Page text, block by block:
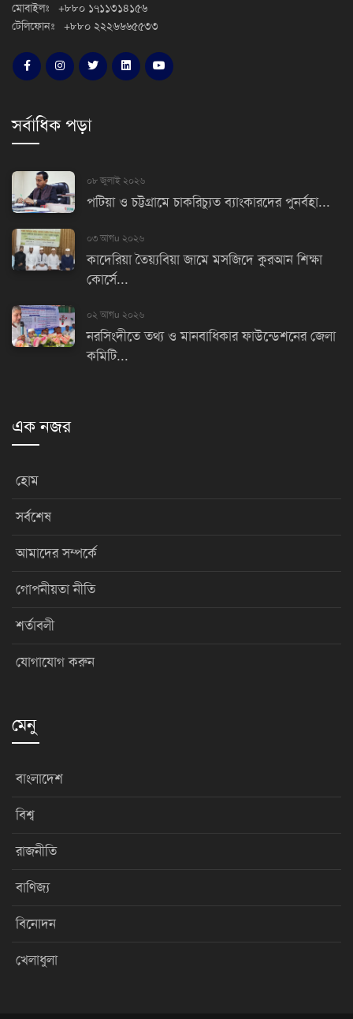
মোবাইলঃ +৮৮০ ১৭১১৩১৪১৫৬
টেলিফোনঃ +৮৮০ ২২২৬৬৬৫৫৩৩
সর্বাধিক পড়া
০৮ জুলাই ২০২৬
পটিয়া ও চট্টগ্রামে চাকরিচ্যুত ব্যাংকারদের পুনর্বহা...
০৩ আগu ২০২৬
কাদেরিয়া তৈয়্যবিয়া জামে মসজিদে কুরআন শিক্ষা
কোর্সে...
০২ আগu ২০২৬
নরসিংদীতে তথ্য ও মানবাধিকার ফাউন্ডেশনের জেলা
কমিটি...
এক নজর
হোম
সর্বশেষ
আমাদের সম্পর্কে
গোপনীয়তা নীতি
শর্তাবলী
যোগাযোগ করুন
মেনু
বাংলাদেশ
বিশ্ব
রাজনীতি
বাণিজ্য
বিনোদন
খেলাধুলা